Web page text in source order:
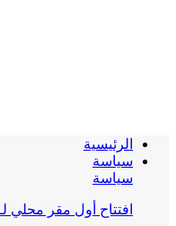
الرئيسية
سياسة
سياسة
افتتاح أول مقر محلي